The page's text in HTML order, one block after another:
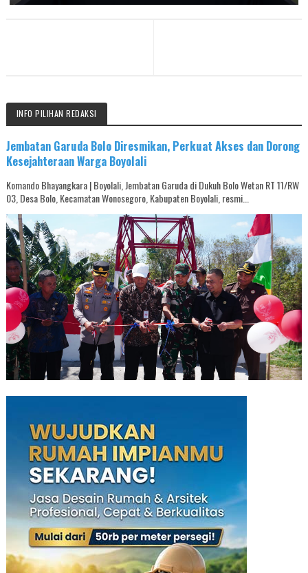
INFO PILIHAN REDAKSI
Jembatan Garuda Bolo Diresmikan, Perkuat Akses dan Dorong
Kesejahteraan Warga Boyolali
Komando Bhayangkara | Boyolali, Jembatan Garuda di Dukuh Bolo Wetan RT 11/RW
03, Desa Bolo, Kecamatan Wonosegoro, Kabupaten Boyolali, resmi...